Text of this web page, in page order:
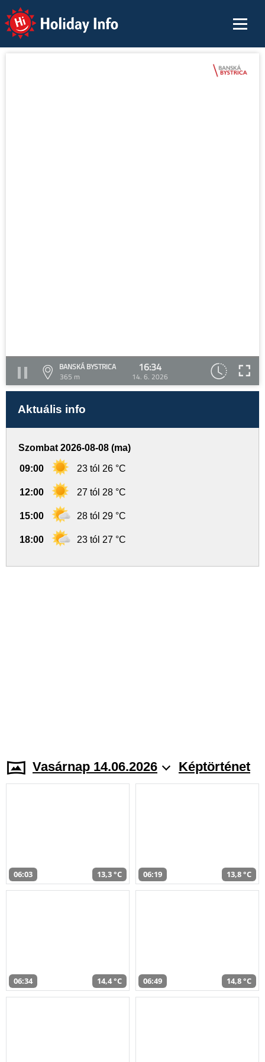
Holiday Info
BANSKÁ BYSTRICA
365 m
16:34
14. 6. 2026
Aktuális info
Szombat 2026-08-08 (ma)
09:00 23 tól 26 °C
12:00 27 tól 28 °C
15:00 28 tól 29 °C
18:00 23 tól 27 °C
Vasárnap 14.06.2026 Képtörténet
06:03 13,3 °C 06:19 13,8 °C
06:34 14,4 °C 06:49 14,8 °C